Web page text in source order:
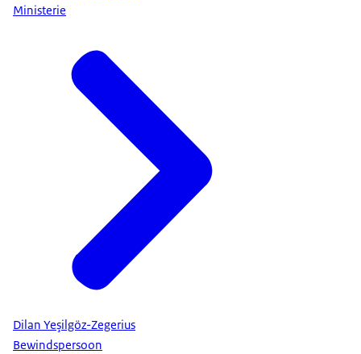
Ministerie
Dilan Yeşilgöz-Zegerius
Bewindspersoon